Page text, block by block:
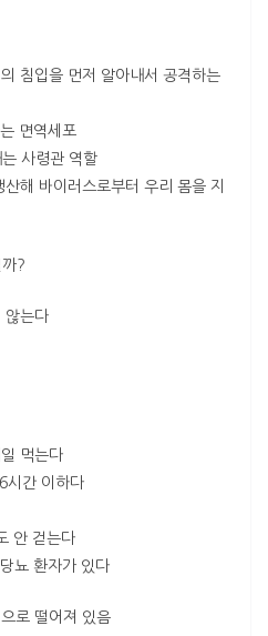
침입을 먼저 알아내서 공격하는
면역세포
사령관 역할
해 바이러스로부터 우리 몸을 지
?
않는다
먹는다
시간 이하다
안 걷는다
뇨 환자가 있다
로 떨어져 있음